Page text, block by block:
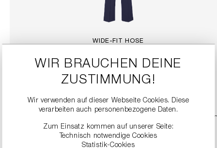
WIDE-FIT HOSE
DETAILS
WIR BRAUCHEN DEINE
ZUSTIMMUNG!
Wir verwenden auf dieser Webseite Cookies. Diese
verarbeiten auch personenbezogene Daten.
Zum Einsatz kommen auf unserer Seite:
Technisch notwendige Cookies
Statistik-Cookies